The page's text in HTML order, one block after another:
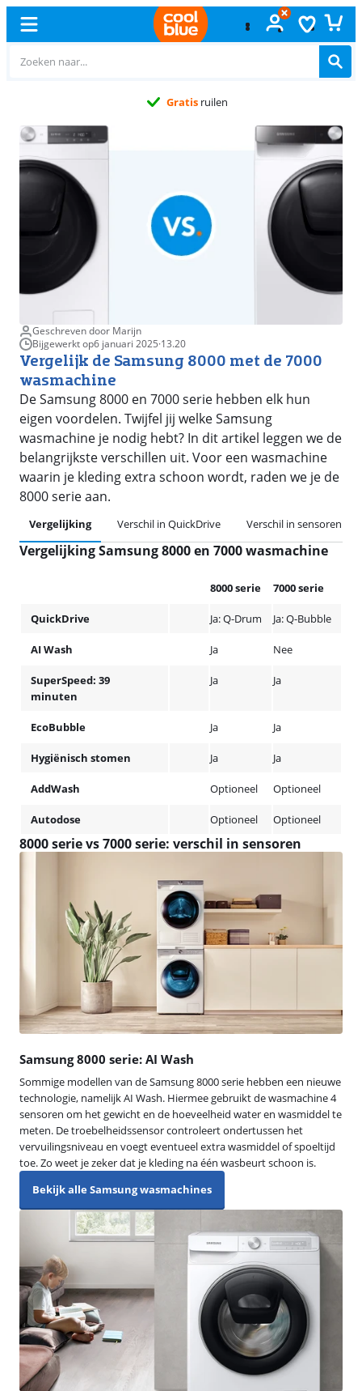
Gratis ruilen
Geschreven door Marijn
Bijgewerkt op6 januari 2025·13.20
Vergelijk de Samsung 8000 met de 7000
wasmachine
De Samsung 8000 en 7000 serie hebben elk hun
eigen voordelen. Twijfel jij welke Samsung
wasmachine je nodig hebt? In dit artikel leggen we de
belangrijkste verschillen uit. Voor een wasmachine
waarin je kleding extra schoon wordt, raden we je de
8000 serie aan.
Vergelijking Verschil in QuickDrive Verschil in sensoren
Vergelijking Samsung 8000 en 7000 wasmachine
8000 serie 7000 serie
QuickDrive Ja: Q-Drum Ja: Q-Bubble
AI Wash Ja Nee
SuperSpeed: 39
minuten
Ja Ja
EcoBubble Ja Ja
Hygiënisch stomen Ja Ja
AddWash Optioneel Optioneel
Autodose Optioneel Optioneel
8000 serie vs 7000 serie: verschil in sensoren
Samsung 8000 serie: AI Wash
Sommige modellen van de Samsung 8000 serie hebben een nieuwe
technologie, namelijk AI Wash. Hiermee gebruikt de wasmachine 4
sensoren om het gewicht en de hoeveelheid water en wasmiddel te
meten. De troebelheidssensor controleert ondertussen het
vervuilingsniveau en voegt eventueel extra wasmiddel of spoeltijd
toe. Zo weet je zeker dat je kleding na één wasbeurt schoon is.
Bekijk alle Samsung wasmachines